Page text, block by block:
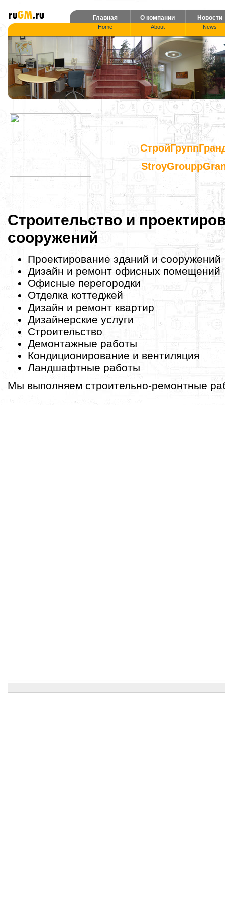
Главная
Home
О компании
About
Новости
News
Строительство и
сооружений
Проектирование зданий и сооружений
Дизайн и ремонт офисных помещений
Офисные перегородки
Отделка коттеджей
Дизайн и ремонт квартир
Дизайнерские услуги
Строительство
Демонтажные работы
Кондиционирование и вентиляция
Ландшафтные работы
Мы выполняем строительно-ремонтные